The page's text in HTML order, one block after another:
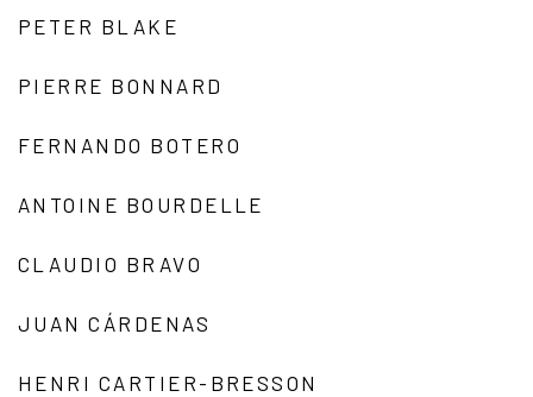
PETER BLAKE
PIERRE BONNARD
FERNANDO BOTERO
ANTOINE BOURDELLE
CLAUDIO BRAVO
JUAN CÁRDENAS
HENRI CARTIER-BRESSON